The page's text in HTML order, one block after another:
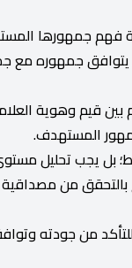
فهم جمهورها
جمهوره مع
قيم وهوية
المستهدف.
بل يجب تحليل مستوى
بالتحقق من
من جودته